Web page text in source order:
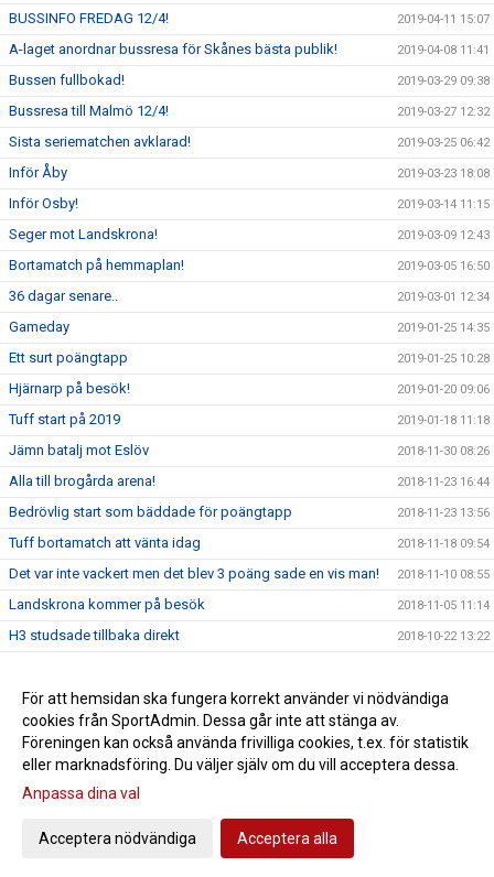
BUSSINFO FREDAG 12/4! 2019-04-11 15:07
A-laget anordnar bussresa för Skånes bästa publik! 2019-04-08 11:41
Bussen fullbokad! 2019-03-29 09:38
Bussresa till Malmö 12/4! 2019-03-27 12:32
Sista seriematchen avklarad! 2019-03-25 06:42
Inför Åby 2019-03-23 18:08
Inför Osby! 2019-03-14 11:15
Seger mot Landskrona! 2019-03-09 12:43
Bortamatch på hemmaplan! 2019-03-05 16:50
36 dagar senare.. 2019-03-01 12:34
Gameday 2019-01-25 14:35
Ett surt poängtapp 2019-01-25 10:28
Hjärnarp på besök! 2019-01-20 09:06
Tuff start på 2019 2019-01-18 11:18
Jämn batalj mot Eslöv 2018-11-30 08:26
Alla till brogårda arena! 2018-11-23 16:44
Bedrövlig start som bäddade för poängtapp 2018-11-23 13:56
Tuff bortamatch att vänta idag 2018-11-18 09:54
Det var inte vackert men det blev 3 poäng sade en vis man! 2018-11-10 08:55
Landskrona kommer på besök 2018-11-05 11:14
H3 studsade tillbaka direkt 2018-10-22 13:22
Målrikt i säsongens första bortamatch! 2018-10-14 10:57
Hjärnarp nästa utmaning! 2018-10-12 12:55
Gå till Webbversion
För att hemsidan ska fungera korrekt använder vi nödvändiga
cookies från SportAdmin. Dessa går inte att stänga av.
Föreningen kan också använda frivilliga cookies, t.ex. för statistik
eller marknadsföring. Du väljer själv om du vill acceptera dessa.
Anpassa dina val
Acceptera nödvändiga Acceptera alla